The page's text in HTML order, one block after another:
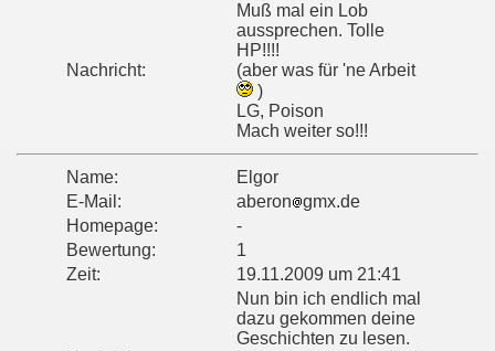
Nachricht:
Muß mal ein Lob
aussprechen. Tolle
HP!!!!
(aber was für 'ne Arbeit
)
LG, Poison
Mach weiter so!!!
Name:
Elgor
E-Mail:
aberon
gmx.de
Homepage:
-
Bewertung:
1
Zeit:
19.11.2009 um 21:41
Nun bin ich endlich mal
dazu gekommen deine
Geschichten zu lesen.